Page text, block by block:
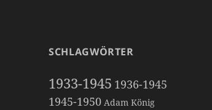
SCHLAGWÖRTER
1933-1945 1936-1945
1945-1950 Adam König